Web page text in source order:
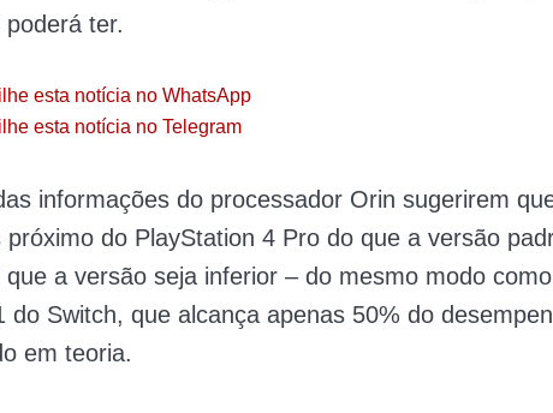
poderá ter.
esta notícia no WhatsApp
esta notícia no Telegram
informações do processador Orin sugerirem
próximo do PlayStation 4 Pro do que a versão
que a versão seja inferior – do mesmo modo
do Switch, que alcança apenas 50% do
em teoria.